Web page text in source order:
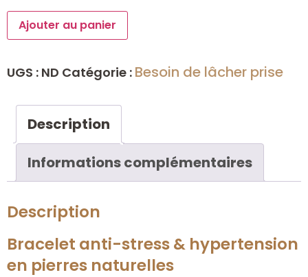
Ajouter au panier
UGS : ND Catégorie : Besoin de lâcher prise
Description
Informations complémentaires
Description
Bracelet anti-stress & hypertension
en pierres naturelles